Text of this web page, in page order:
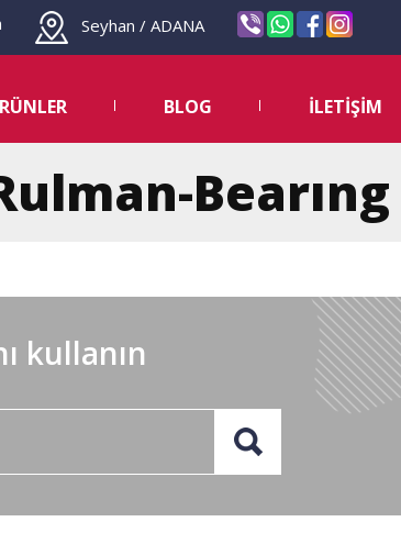
Seyhan / ADANA
BLOG İLETİŞİM
Bearıng
kullanın